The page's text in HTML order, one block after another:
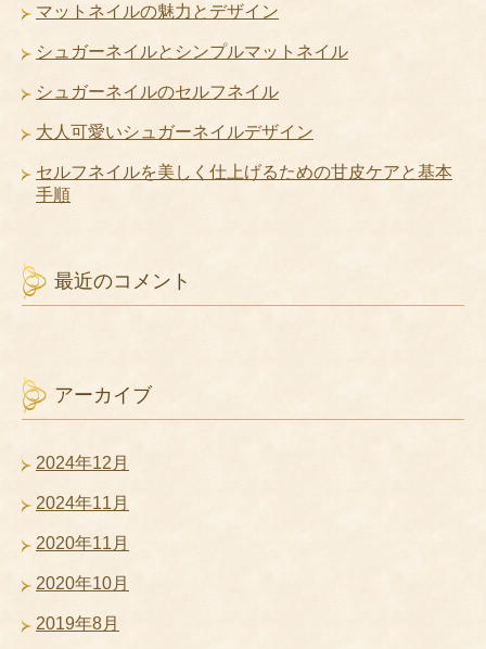
マットネイルの魅力とデザイン
シュガーネイルとシンプルマットネイル
シュガーネイルのセルフネイル
大人可愛いシュガーネイルデザイン
セルフネイルを美しく仕上げるための甘皮ケアと基本
手順
最近のコメント
アーカイブ
2024年12月
2024年11月
2020年11月
2020年10月
2019年8月